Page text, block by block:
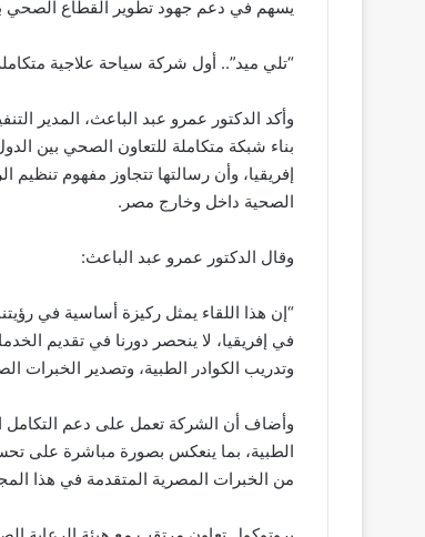
يسهم في دعم جهود تطوير القطاع الصحي
“تلي ميد”.. أول شركة سياحة علاجية
وأكد الدكتور عمرو عبد الباعث، المدير
بناء شبكة متكاملة للتعاون الصحي بين
إفريقيا، وأن رسالتها تتجاوز مفهوم
الصحية داخل وخارج مصر.
وقال الدكتور عمرو عبد الباعث:
“إن هذا اللقاء يمثل ركيزة أساسية في
في إفريقيا، لا ينحصر دورنا في تقديم
وتدريب الكوادر الطبية، وتصدير الخبرات
وأضاف أن الشركة تعمل على دعم التكامل
الطبية، بما ينعكس بصورة مباشرة على
من الخبرات المصرية المتقدمة في هذا